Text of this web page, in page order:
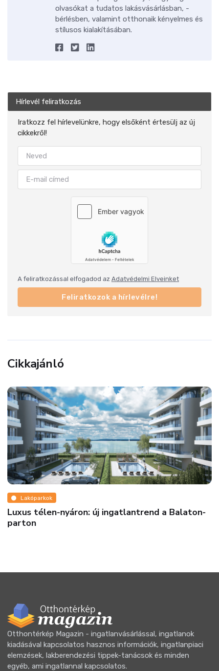
olvasókat a tudatos lakásvásárlásban, -
bérlésben, valamint otthonaik kényelmes és
stílusos kialakításában.
Hírlevél feliratkozás
Iratkozz fel hírlevelünkre, hogy elsőként értesülj az új
cikkekről!
A feliratkozással elfogadod az Adatvédelmi Elveinket
Feliratkozok a hírlevélre!
Cikkajánló
Lakóparkok
Luxus télen-nyáron: új ingatlantrend a Balaton-
parton
Otthontérkép Magazin - ingatlanvásárlással, ingatlanok
kiadásával kapcsolatos hasznos információk, ingatlanpiaci
elemzések, lakberendezési tippek-tanácsok és minden
egyéb, ami ingatlannal kapcsolatos.